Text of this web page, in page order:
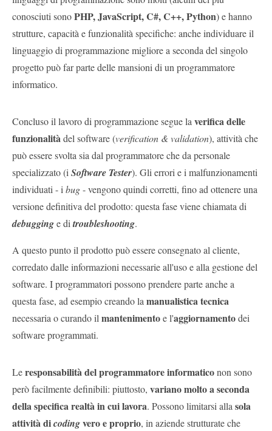
conosciuti sonoPHP, JavaScript, C#, C++, Python) e hanno
strutture, capacità e funzionalità specifiche: anche individuare il
linguaggio di programmazione migliore a seconda del singolo
progetto può far parte delle mansioni di un programmatore
informatico.
Concluso il lavoro di programmazione segue laverifica delle
funzionalitàdel software (verification & validation), attività che
può essere svolta sia dal programmatore che da personale
specializzato (iSoftware Tester). Gli errori e i malfunzionamenti
individuati - ibug- vengono quindi corretti, fino ad ottenere una
versione definitiva del prodotto: questa fase viene chiamata di
debugginge ditroubleshooting.
A questo punto il prodotto può essere consegnato al cliente,
corredato dalle informazioni necessarie all'uso e alla gestione del
software. I programmatori possono prendere parte anche a
questa fase, ad esempio creando lamanualistica tecnica
necessaria o curando ilmantenimentoe l'aggiornamentodei
software programmati.
Leresponsabilità del programmatore informaticonon sono
però facilmente definibili: piuttosto, variano molto a seconda
della specifica realtà in cui lavora. Possono limitarsi allasola
attività dicodingvero e proprio, in aziende strutturate che